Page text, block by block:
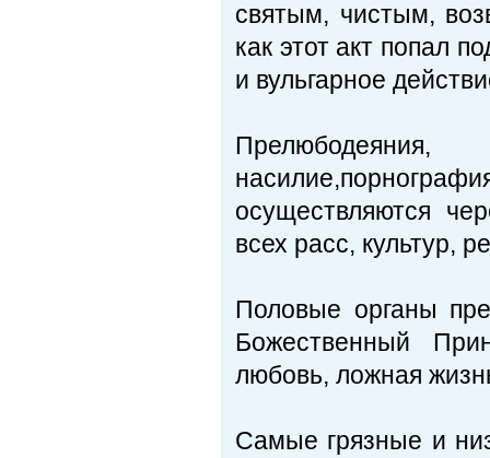
святым, чистым,
как этот акт попал
и вульгарное
Прелюбодеяния,
осуществляются
всех расс, культур,
Половые органы
Божественный
любовь, ложная
Самые грязные и